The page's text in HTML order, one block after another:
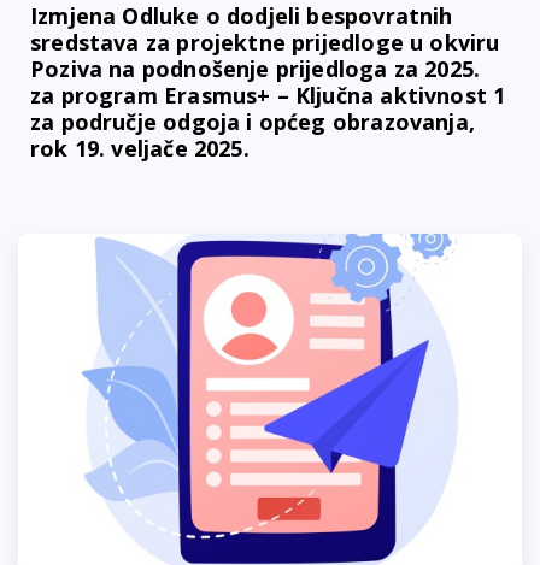
Izmjena Odluke o dodjeli bespovratnih
sredstava za projektne prijedloge u okviru
Poziva na podnošenje prijedloga za 2025.
za program Erasmus+ – Ključna aktivnost 1
za područje odgoja i općeg obrazovanja,
rok 19. veljače 2025.